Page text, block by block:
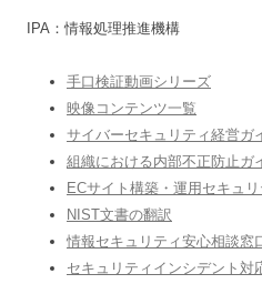
IPA：情報処理推進機構
手口検証動画シリーズ
映像コンテンツ一覧
サイバーセキュリティ経営ガ
組織における内部不正防止ガ
ECサイト構築・運用セキュ
NIST文書の翻訳
情報セキュリティ安心相談窓
セキュリティインシデント対